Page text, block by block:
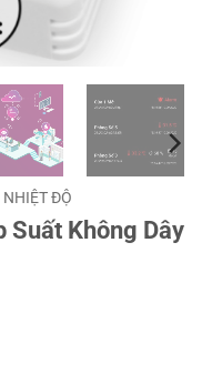
ĐỘ
Suất Không Dây